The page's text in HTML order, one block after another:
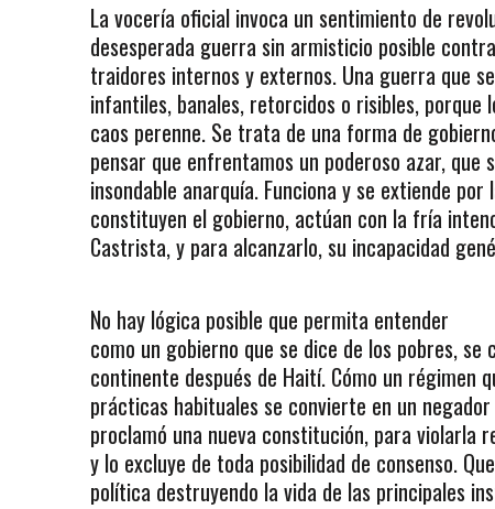
La vocería oficial invoca un sentimiento de
desesperada guerra sin armisticio posible
traidores internos y externos. Una guerra que
infantiles, banales, retorcidos o risibles,
caos perenne. Se trata de una forma de
pensar que enfrentamos un poderoso azar,
insondable anarquía. Funciona y se extiende
constituyen el gobierno, actúan con la fría
Castrista, y para alcanzarlo, su incapacidad
No hay lógica posible que permita entender
como un gobierno que se dice de los pobres,
continente después de Haití. Cómo un régimen
prácticas habituales se convierte en un
proclamó una nueva constitución, para violarla
y lo excluye de toda posibilidad de consenso.
política destruyendo la vida de las principales